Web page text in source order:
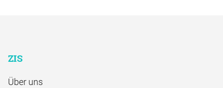
ZIS
Über uns